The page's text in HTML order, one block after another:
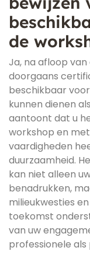
de
Ja, na afloop
doorgaans
beschikbaar
kunnen dienen
aantoont dat u
workshop en
vaardigheden
duurzaamheid.
kan niet alleen
benadrukken,
milieukwesties
toekomst
van uw
professionele als